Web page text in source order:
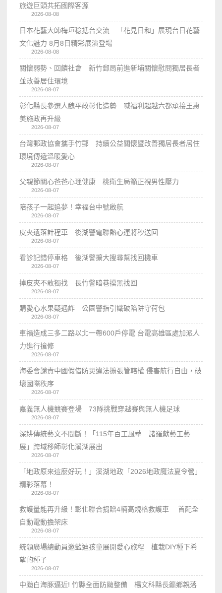
旅遊巨頭共拓國際客源
2026-08-08
日本花藝大師梅垣稔抵台交流 「花見日和」展現台日花藝
文化魅力 8月8日精彩展演登場
2026-08-08
關懷弱勢、回饋社會 新竹郵局前進新埔關懷慰問獨居長者
並改善居住環境
2026-08-07
彰化縣長參選人魏平政彰化造勢 喊福利超越六都承接王惠
美施政再升級
2026-08-07
台灣郵政協會攜手竹郵 持續公益關懷暨改善獨居長者居住
環境傳遞溫暖愛心
2026-08-07
父親節關心爸爸心理健康 桃衛生局籲正視男性壓力
2026-08-07
陪孩子一起追夢！幸福台中號啟航
2026-08-07
皮夾遺落計程車 後湖警電聯熱心運將秒送回
2026-08-07
看診記錯停車格 後湖警擴大搜尋幫找回機車
2026-08-07
掉皮夾不敢獨找 長竹警暗巷摸黑找回
2026-08-07
購愛心水果疑遇詐 公園警指引識破陷阱守荷包
2026-08-07
車禍造成三多二路以北一帶600戶停電 台電高雄區處加派人
力進行搶修
2026-08-07
海委會譴責中國假借防災違法擴張管轄權 侵害航行自由，破
壞國際秩序
2026-08-07
嘉義無人機競賽登場 73隊挑戰穿越賽與無人機足球
2026-08-07
深耕傳統藝文不間斷！「115年百工風華 諸羅獻藝工藝
展」跨域移師彰化溪湖展出
2026-08-07
「地政原來這麼好玩！」溪湖地政「2026地政魔法夏令營」
精彩落幕！
2026-08-07
救護量能再升級！彰化聯合捐贈4輛高規格救護車 首配全
自動電動擔架床
2026-08-07
統領廣場總動員邀藍迪孩童展開愛心旅程 植栽DIY種下希
望的種子
2026-08-07
中颱白海豚逼近! 竹縣全面防颱整備 楊文科縣長籲鄉親落